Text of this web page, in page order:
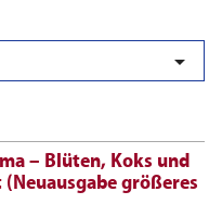

– Blüten, Koks und
(Neuausgabe größeres